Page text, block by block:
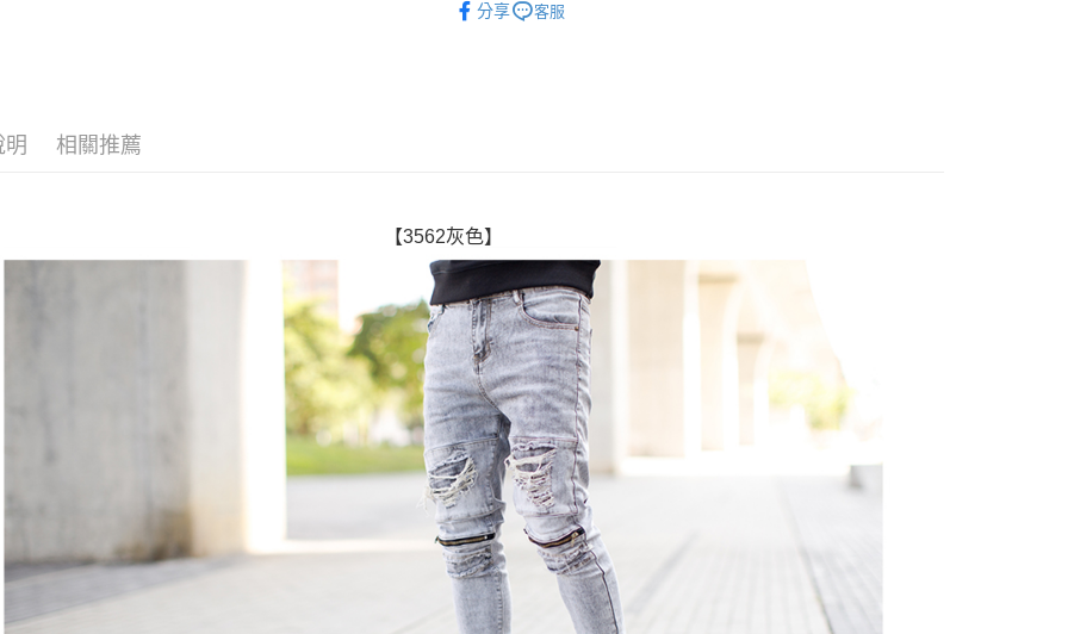
※ 交易是否成功請以「AFTEE先享後付 」之結帳頁面顯示為準，若有關於
付客戶支援中心」https://netprotections.freshdesk.com/support/home
【注意事項】
１．透過由恩沛科技股份有限公司提供之「AFTEE先享後付」服務完成之
交易，需依本服務之必要範圍內提供個人資料，並將交易相關給付款項請
求債權轉讓予恩沛科技股份有限公司。
２．關於個人資料處理事宜，請瀏覽以下網址：
https://aftee.tw/terms/#terms3
３．未成年的使用者請事先徵得法定代理人或監護人之同意方可使用
「AFTEE先享後付」，若未經同意申辦者引起之損失，本公司不負相關責
任。
４．使用「AFTEE先享後付」時，將依據個別帳號之用戶狀況，依本公司
即時審查核予不同之上限額度；若仍有額度不足之情形，本公司將視審查
結果請求用戶進行身份認證。
５．嚴禁一人註冊多個帳號或使用他人資訊註冊。若發現惡意使用之情
形，恩沛科技股份有限公司將有權停止該用戶之使用額度並採取法律行
動。
全家付款取貨
先付款後7-11取貨
每筆NT$80，滿NT$1,800(含以上)免運費
宅配
每筆NT$120，滿NT$3,000(含以上)免運費
分享 客服
明 相關推薦
【3562灰色】